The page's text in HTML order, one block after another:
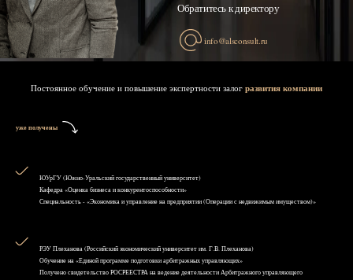
Обратитесь к директору
info@alsconsult.ru
Постоянное обучение и повышение экспертности залог развития компании
уже получены
ЮУрГУ (Южно-Уральский государственный университет)
Кафедра «Оценка бизнеса и конкурентоспособности»
Специальность - «Экономика и управление на предприятии (Операции с недвижимым имуществом)»
РЭУ Плеханова (Российский экономический университет им. Г.В. Плеханова)
Обучение на «Единой программе подготовки арбитражных управляющих»
Получено свидетельство РОСРЕЕСТРА на ведение деятельности Арбитражного управляющего